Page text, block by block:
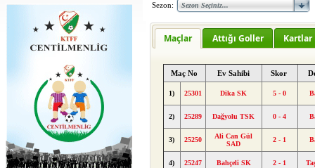
Sezon:
Maçlar Attığı Goller Kartlar
Maç No Ev Sahibi Skor
1) 25301 Dika SK 5 - 0
2) 25289 Dağyolu TSK 0 - 4
3) 25250
Ali Can Gül
SAD
2 - 1
4) 25247 Bahçeli SK 2 - 1